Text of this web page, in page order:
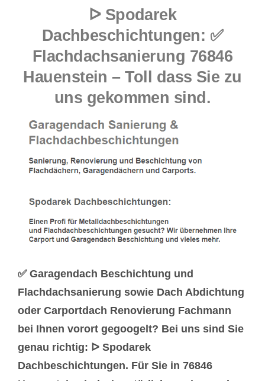
ᐅ Spodarek
Dachbeschichtungen: ✅
Flachdachsanierung 76846
Hauenstein – Toll dass Sie zu
uns gekommen sind.
✅ Garagendach Beschichtung und
Flachdachsanierung sowie Dach Abdichtung
oder Carportdach Renovierung Fachmann
bei Ihnen vorort gegoogelt? Bei uns sind Sie
genau richtig: ᐅ Spodarek
Dachbeschichtungen. Für Sie in 76846